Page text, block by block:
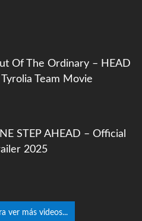
Of The Ordinary – HEAD
Team Movie
STEP AHEAD – Official
2025
ver más videos...